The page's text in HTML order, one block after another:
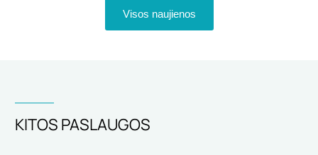
Visos naujienos
KITOS PASLAUGOS